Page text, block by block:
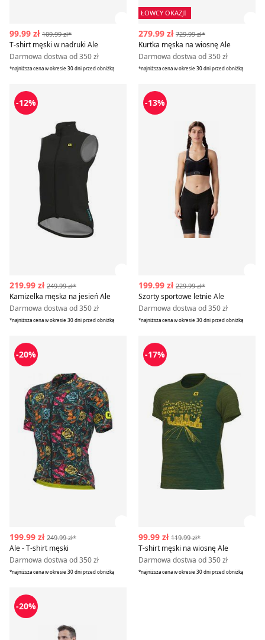
99.99 zł 109.99 zł*
T-shirt męski w nadruki Ale
Darmowa dostwa od 350 zł
*najniższa cena w okresie 30 dni przed obniżką
ŁOWCY OKAZJI
279.99 zł 729.99 zł*
Kurtka męska na wiosnę Ale
Darmowa dostwa od 350 zł
*najniższa cena w okresie 30 dni przed obniżką
Kamizelka męska na jesień Ale
-12%
219.99 zł 249.99 zł*
Kamizelka męska na jesień Ale
Darmowa dostwa od 350 zł
*najniższa cena w okresie 30 dni przed obniżką
Szorty sportowe letnie Ale
-13%
199.99 zł 229.99 zł*
Szorty sportowe letnie Ale
Darmowa dostwa od 350 zł
*najniższa cena w okresie 30 dni przed obniżką
Ale - T-shirt męski
-20%
199.99 zł 249.99 zł*
Ale - T-shirt męski
Darmowa dostwa od 350 zł
*najniższa cena w okresie 30 dni przed obniżką
T-shirt męski na wiosnę Ale
-17%
99.99 zł 119.99 zł*
T-shirt męski na wiosnę Ale
Darmowa dostwa od 350 zł
*najniższa cena w okresie 30 dni przed obniżką
Ale - T-shirt męski
-20%